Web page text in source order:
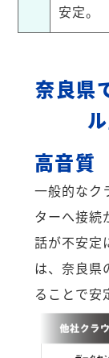
安定。
奈良県
高音質
一般的なク
ターへ接続
話が不安定
は、奈良県
ることで安